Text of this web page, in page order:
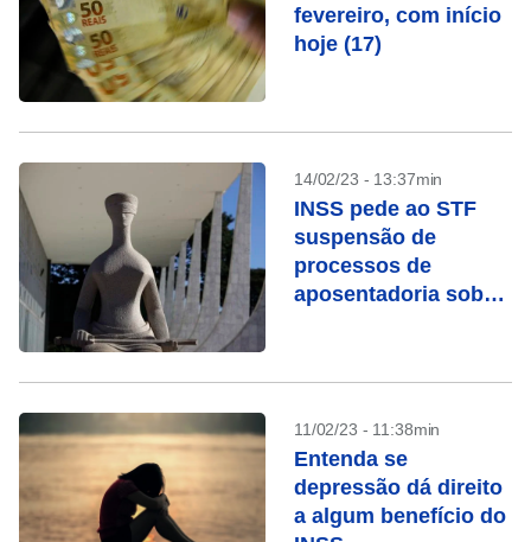
fevereiro, com início
hoje (17)
14/02/23 - 13:37min
INSS pede ao STF
suspensão de
processos de
aposentadoria sob
11/02/23 - 11:38min
Entenda se
depressão dá direito
a algum benefício do